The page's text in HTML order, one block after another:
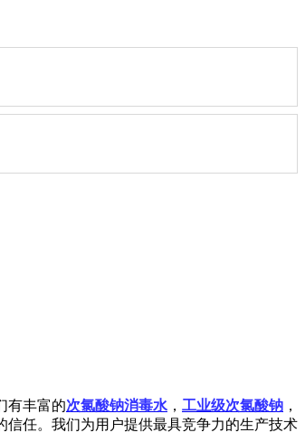
有丰富的次氯酸钠消毒水 ， 工业级次氯酸钠 ，
任。我们为用户提供最具竞争力的生产技术